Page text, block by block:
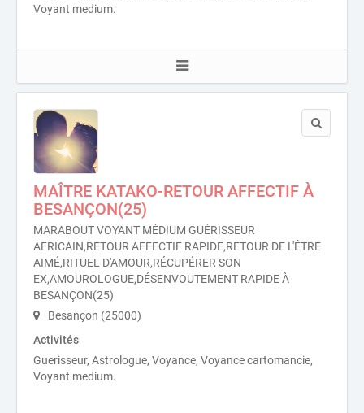
Voyant medium.
MAÎTRE KATAKO-RETOUR AFFECTIF À
BESANÇON(25)
MARABOUT VOYANT MÉDIUM GUÉRISSEUR
AFRICAIN,RETOUR AFFECTIF RAPIDE,RETOUR DE L'ÊTRE
AIMÉ,RITUEL D'AMOUR,RÉCUPÉRER SON
EX,AMOUROLOGUE,DÉSENVOUTEMENT RAPIDE À
BESANÇON(25)
Besançon (25000)
Activités
Guerisseur, Astrologue, Voyance, Voyance cartomancie,
Voyant medium.